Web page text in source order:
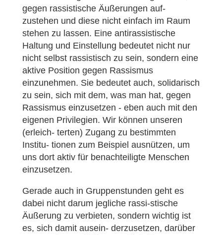
gegen rassistische Äußerungen auf-
zustehen und diese nicht einfach im Raum
stehen zu lassen. Eine antirassistische
Haltung und Einstellung bedeutet nicht nur
nicht selbst rassistisch zu sein, sondern eine
aktive Position gegen Rassismus
einzunehmen. Sie bedeutet auch, solidarisch
zu sein, sich mit dem, was man hat, gegen
Rassismus einzusetzen - eben auch mit den
eigenen Privilegien. Wir können unseren
(erleich- terten) Zugang zu bestimmten
Institu- tionen zum Beispiel ausnützen, um
uns dort aktiv für benachteiligte Menschen
einzusetzen.
Gerade auch in Gruppenstunden geht es
dabei nicht darum jegliche rassi-stische
Äußerung zu verbieten, sondern wichtig ist
es, sich damit ausein- derzusetzen, darüber